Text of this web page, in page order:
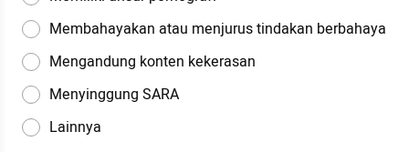
Membahayakan atau menjurus tindakan berbahaya
Mengandung konten kekerasan
Menyinggung SARA
Lainnya